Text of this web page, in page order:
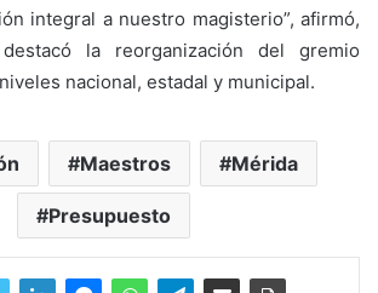
integral a nuestro magisterio”, afirmó,
la reorganización del gremio
nacional, estadal y municipal.
Maestros Mérida
Presupuesto